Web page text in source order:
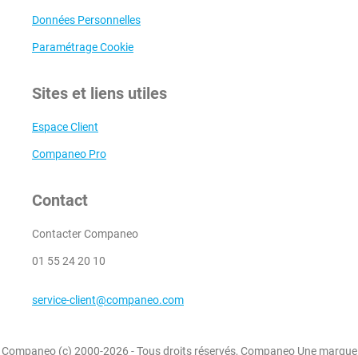
Données Personnelles
Paramétrage Cookie
Sites et liens utiles
Espace Client
Companeo Pro
Contact
Contacter Companeo
01 55 24 20 10
service-client@companeo.com
Companeo (c) 2000-2026 - Tous droits réservés, Companeo Une marque